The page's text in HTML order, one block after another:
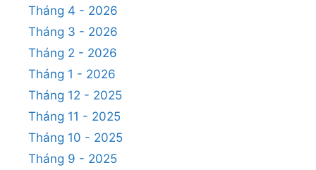
Tháng 4 - 2026
Tháng 3 - 2026
Tháng 2 - 2026
Tháng 1 - 2026
Tháng 12 - 2025
Tháng 11 - 2025
Tháng 10 - 2025
Tháng 9 - 2025